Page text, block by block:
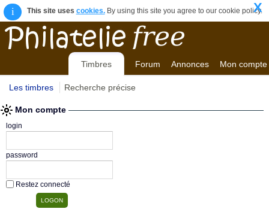
i This site uses cookies.By using this site you agree to our cookie policy.
X
Timbres Forum Annonces Mon compte
Les timbres Recherche précise
Mon compte
login
password
Restez connecté